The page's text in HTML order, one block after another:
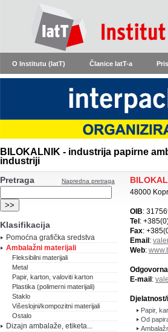
O Institutu (IatT) Članice IatT-a
BILOKALNIK - industrija papirne
industriji
Napredna pretraga
Pretraga
Klasifikacija
Pomoćna grafička sredstva
Ambalažni materijali
Fleksibilni materijali
Metal
Papir, karton, valoviti karton
Plastika (polimerni materijali)
Staklo
Višeslojni/kompozitni materijali
Ostalo
Dizajn ambalaže, etiketa...
48000
OIB:
Tel :
Fax:
Email :
Web:
E-mail :
Djelatnost/i
Papir,
Od